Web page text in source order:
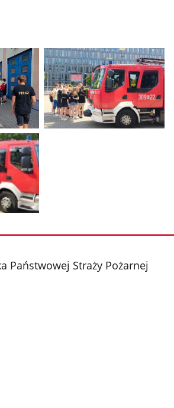
Państwowej Straży Pożarnej